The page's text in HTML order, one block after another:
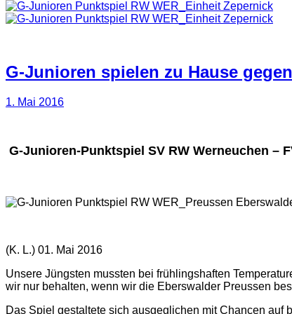
G-Junioren spielen zu Hause
1. Mai 2016
G-Junioren-Punktspiel SV RW Werneuchen –
(K. L.) 01. Mai 2016
Unsere Jüngsten mussten bei frühlingshaften
wir nur behalten, wenn wir die Eberswalder Preussen
Das Spiel gestaltete sich ausgeglichen mit Chancen auf